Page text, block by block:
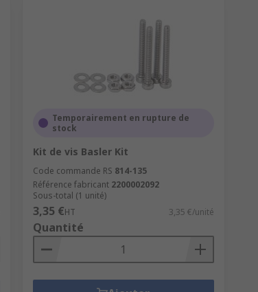
Temporairement en rupture de
stock
Kit de vis Basler Kit
Code commande RS 814-135
Référence fabricant 2200002092
Sous-total (1 unité)
3,35 €HT 3,35 €/unité
Quantité